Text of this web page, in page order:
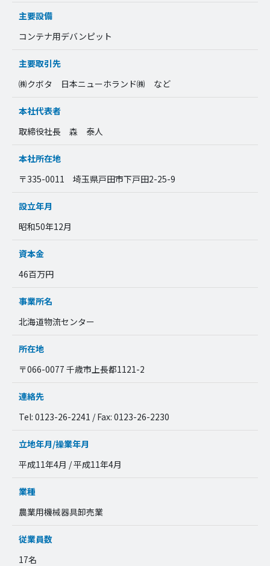
主要設備
コンテナ用デバンピット
主要取引先
㈱クボタ 日本ニューホランド㈱ など
本社代表者
取締役社長 森 泰人
本社所在地
〒335-0011 埼玉県戸田市下戸田2-25-9
設立年月
昭和50年12月
資本金
46百万円
事業所名
北海道物流センター
所在地
〒066-0077 千歳市上長都1121-2
連絡先
Tel: 0123-26-2241 / Fax: 0123-26-2230
立地年月/操業年月
平成11年4月 / 平成11年4月
業種
農業用機械器具卸売業
従業員数
17名